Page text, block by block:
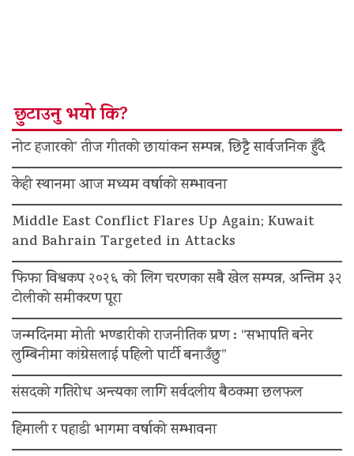
छुटाउनु भयो कि?
नोट हजारको’ तीज गीतको छायांकन सम्पन्न, छिट्टै सार्वजनिक हुँदै
केही स्थानमा आज मध्यम वर्षाको सम्भावना
Middle East Conflict Flares Up Again; Kuwait
and Bahrain Targeted in Attacks
फिफा विश्वकप २०२६ को लिग चरणका सबै खेल सम्पन्न, अन्तिम ३२
टोलीको समीकरण पूरा
जन्मदिनमा मोती भण्डारीको राजनीतिक प्रण : “सभापति बनेर
लुम्बिनीमा कांग्रेसलाई पहिलो पार्टी बनाउँछु”
संसदको गतिरोध अन्त्यका लागि सर्वदलीय बैठकमा छलफल
हिमाली र पहाडी भागमा वर्षाको सम्भावना